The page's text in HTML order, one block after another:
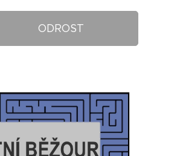
ODROST